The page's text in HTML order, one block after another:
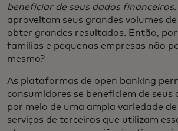
beneficiar de seus dados financeiros.
aproveitam seus grandes volumes
obter grandes resultados. Então,
famílias e pequenas empresas não
mesmo?
As plataformas de open banking
consumidores se beneficiem de seus
por meio de uma ampla variedade
serviços de terceiros que utilizam